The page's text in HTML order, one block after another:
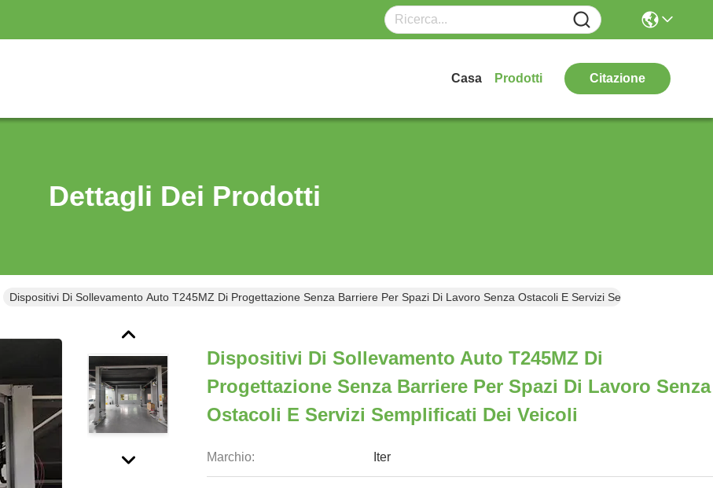
Casa Prodotti Citazione
Dettagli Dei Prodotti
Dispositivi Di Sollevamento Auto T245MZ Di Progettazione Senza Barriere Per Spazi Di Lavoro Senza Ostacoli E Servizi Semplificati Dei
Dispositivi Di Sollevamento Auto T245MZ Di
Progettazione Senza Barriere Per Spazi Di Lavoro Senza
Ostacoli E Servizi Semplificati Dei Veicoli
Marchio: Iter